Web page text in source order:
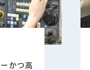
かつ高